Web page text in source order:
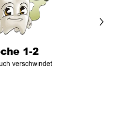
1-2
verschwindet